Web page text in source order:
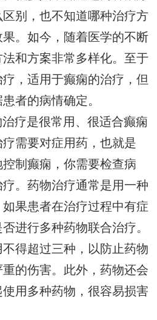
别，也不知道哪种治疗方
。如今，随着医学的不断
和方案非常多样化。至于
，适用于癫痫的治疗，但
者的病情确定。
疗是很常用、很适合癫痫
需要对症用药，也就是
制癫痫，你需要检查病
。药物治疗通常是用一种
果患者在治疗过程中有症
进行多种药物联合治疗。
得超过三种，以防止药物
的伤害。此外，药物还会
用多种药物，很容易损害